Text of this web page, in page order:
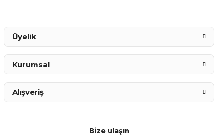
Bize ulaşın
Üyelik
Kurumsal
Alışveriş